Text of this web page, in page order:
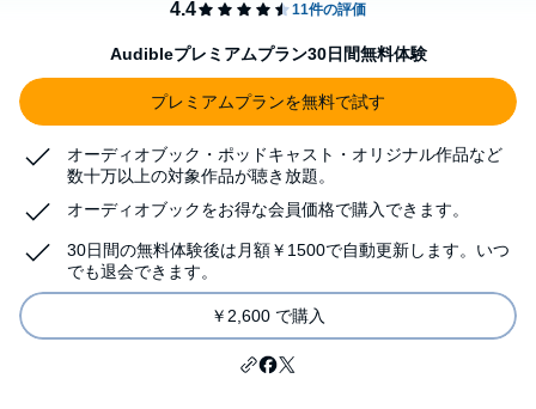
Audibleプレミアムプラン30日間無料体験
プレミアムプランを無料で試す
オーディオブック・ポッドキャスト・オリジナル作品など
数十万以上の対象作品が聴き放題。
オーディオブックをお得な会員価格で購入できます。
30日間の無料体験後は月額￥1500で自動更新します。いつ
でも退会できます。
￥2,600 で購入